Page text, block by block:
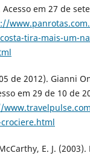
Acesso em 27 de
tira-mais-um-
de 2012). Gianni
em 29 de 10 de
E. J.